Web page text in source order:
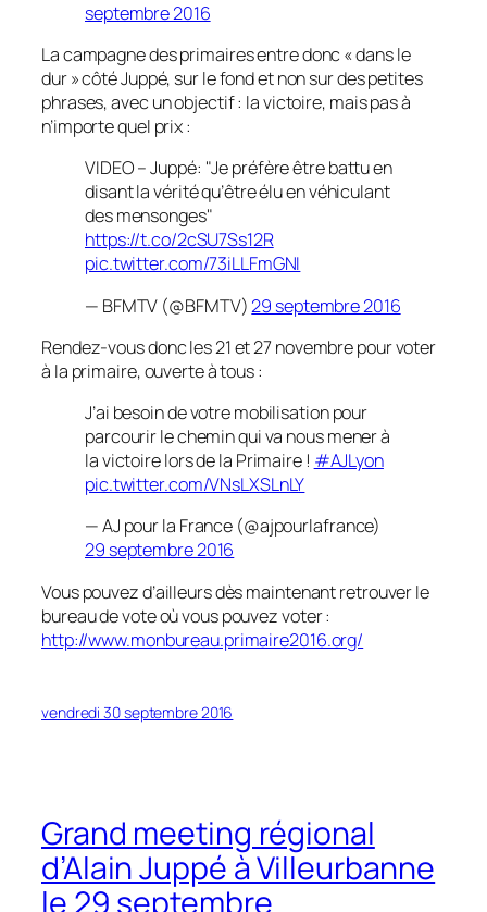
septembre 2016
La campagne des primaires entre donc « dans le
dur »côté Juppé, sur le fond et non sur des petites
phrases, avec un objectif : la victoire, mais pas à
n’importe quel prix :
VIDEO – Juppé: "Je préfère être battu en
disant la vérité qu’être élu en véhiculant
des mensonges"
https://t.co/2cSU7Ss12R
pic.twitter.com/73iLLFmGNI
— BFMTV (@BFMTV)29 septembre 2016
Rendez-vous donc les 21 et 27 novembre pour voter
à la primaire, ouverte à tous :
J’ai besoin de votre mobilisation pour
parcourir le chemin qui va nous mener à
la victoire lors de la Primaire ! #AJLyon
pic.twitter.com/VNsLXSLnLY
— AJ pour la France (@ajpourlafrance)
29 septembre 2016
Vous pouvez d’ailleurs dès maintenant retrouver le
bureau de vote où vous pouvez voter :
http://www.monbureau.primaire2016.org/
vendredi 30 septembre 2016
Grand meeting régional
d’Alain Juppé à Villeurbanne
le 29 septembre